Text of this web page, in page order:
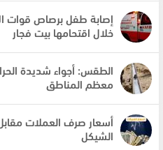
إصابة طفل برصاص قوات
خلال اقتحامها بيت فجار
الطقس: أجواء شديدة
معظم المناطق
أسعار صرف العملات
الشيكل